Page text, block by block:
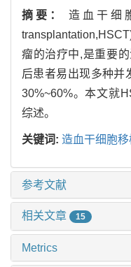
摘要：造血干细
瘤的治疗中,是重要
后患者易出现多种并
30%~60%。本文就
综述。
关键词: 造血干细胞移
参考文献
相关文章 15
Metrics